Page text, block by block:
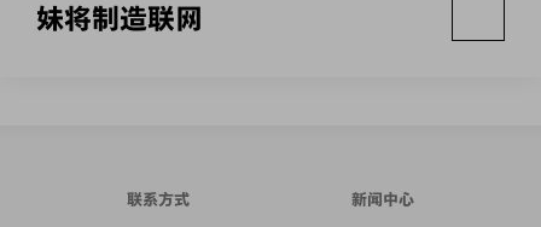
妹将制造联网
联系方式 新闻中心